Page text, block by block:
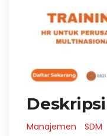
Deskripsi
Manajemen SDM